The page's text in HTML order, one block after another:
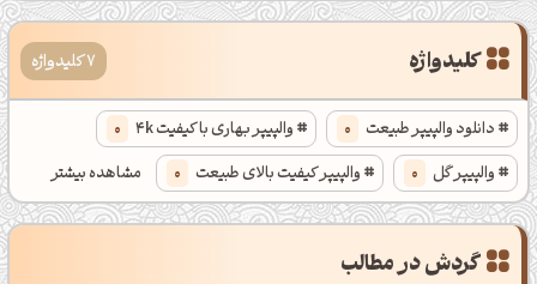
کلیدواژه 7 کلیدواژه
دانلود والپیپر طبیعت 0 والپیپر بهاری با کیفیت 4k
0
والپیپر گل 0 والپیپر کیفیت بالای طبیعت 0
مشاهده بیشتر
والپیپر گل آفتابگردون 0 پس زمینه طبیعت با کیفیت بالا 0
والپیپر سبز 0
گردش در مطالب